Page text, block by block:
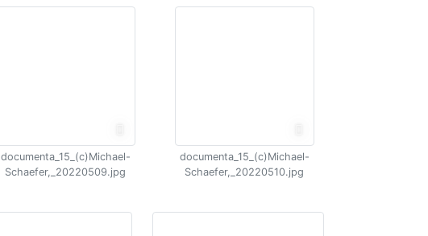
documenta_15_(c)Michael-
Schaefer,_20220509.jpg
documenta_15_(c)Michael-
Schaefer,_20220510.jpg